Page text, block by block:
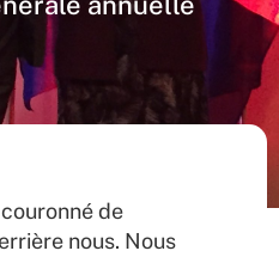
de
nous. Nous